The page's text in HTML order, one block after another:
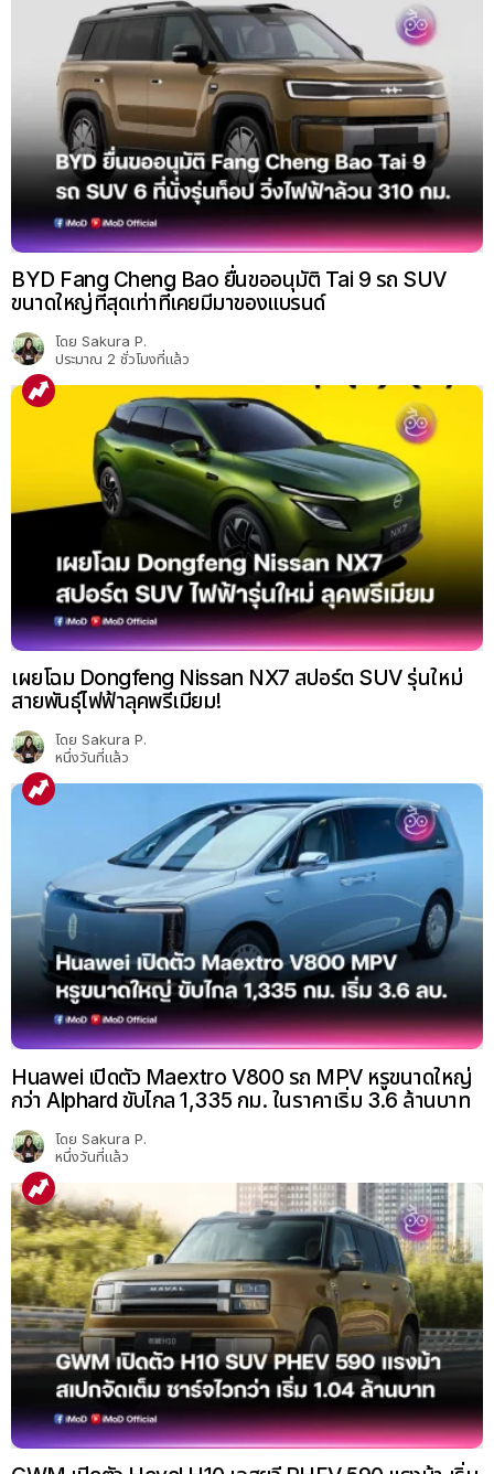
BYD Fang Cheng Bao ยื่นขออนุมัติ Tai 9 รถ SUV
ขนาดใหญ่ที่สุดเท่าที่เคยมีมาของแบรนด์
โดย Sakura P.
ประมาณ 2 ชั่วโมงที่แล้ว
เผยโฉม Dongfeng Nissan NX7 สปอร์ต SUV รุ่นใหม่
สายพันธุ์ไฟฟ้าลุคพรีเมียม!
โดย Sakura P.
หนึ่งวันที่แล้ว
Huawei เปิดตัว Maextro V800 รถ MPV หรูขนาดใหญ่
กว่า Alphard ขับไกล 1,335 กม. ในราคาเริ่ม 3.6 ล้านบาท
โดย Sakura P.
หนึ่งวันที่แล้ว